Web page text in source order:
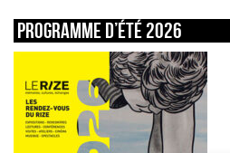
Programme d’été 2026